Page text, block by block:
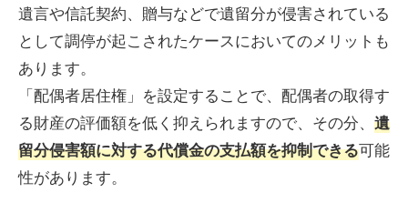
遺言や信託契約、贈与などで遺留分が侵害されている
として調停が起こされたケースにおいてのメリットも
あります。
「配偶者居住権」を設定することで、配偶者の取得す
る財産の評価額を低く抑えられますので、その分、 遺
留分侵害額に対する代償金の支払額を抑制できる可能
性があります。